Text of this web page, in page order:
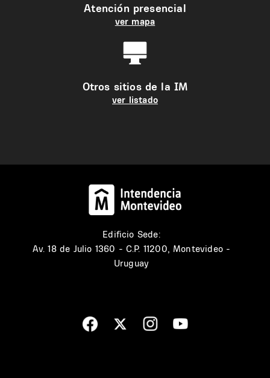
Atención presencial
ver mapa
Otros sitios de la IM
ver listado
Edificio Sede:
Av. 18 de Julio 1360 - C.P. 11200, Montevideo -
Uruguay